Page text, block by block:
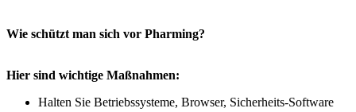
Wie schützt man sich vor Pharming?
Hier sind wichtige Maßnahmen:
Halten Sie Betriebssysteme, Browser, Sicherheits-Software